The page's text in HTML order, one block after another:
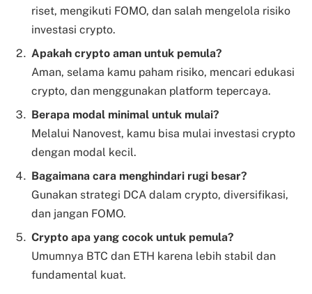
riset, mengikuti FOMO, dan salah mengelola risiko
investasi crypto.
Apakah crypto aman untuk pemula?
Aman, selama kamu paham risiko, mencari edukasi
crypto, dan menggunakan platform tepercaya.
Berapa modal minimal untuk mulai?
Melalui Nanovest, kamu bisa mulai investasi crypto
dengan modal kecil.
Bagaimana cara menghindari rugi besar?
Gunakan strategi DCA dalam crypto, diversifikasi,
dan jangan FOMO.
Crypto apa yang cocok untuk pemula?
Umumnya BTC dan ETH karena lebih stabil dan
fundamental kuat.